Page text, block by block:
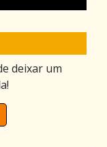
deixar um